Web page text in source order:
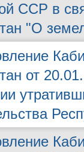
ССР в
"О
от